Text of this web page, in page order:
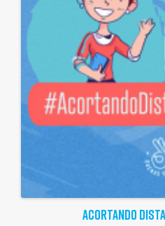
ACORTANDO